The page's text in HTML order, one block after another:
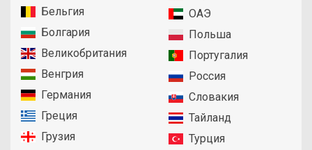
Бельгия
Болгария
Великобритания
Венгрия
Германия
Греция
Грузия
ОАЭ
Польша
Португалия
Россия
Словакия
Тайланд
Турция